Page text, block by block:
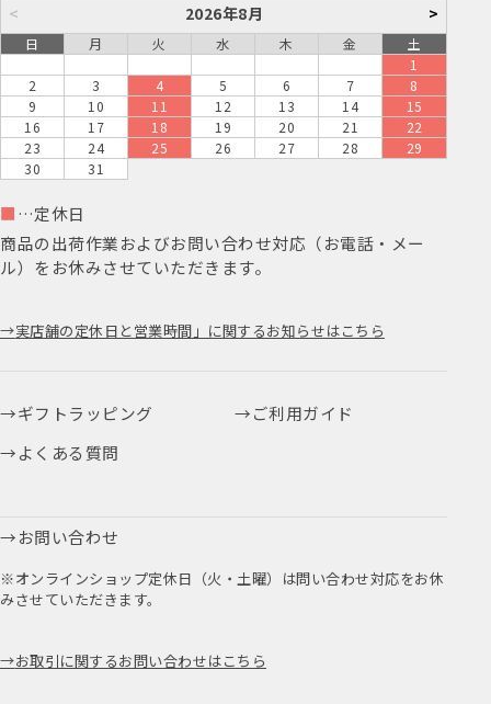
< 2026年8月 >
日 月 火 水 木 金
土
1
2
3 4 5 6 7
8
9
10 11 12 13 14
15
16
17 18 19 20 21
22
23
24 25 26 27 28
29
30
31
■ …定休日
商品の出荷作業およびお問い合わせ対応（お電話・メー
ル）をお休みさせていただきます。
実店舗の定休日と営業時間」に関するお知らせはこちら
ギフトラッピング
ご利用ガイド
よくある質問
お問い合わせ
※オンラインショップ定休日（火・土曜）は問い合わせ対応をお休
みさせていただきます。
お取引に関するお問い合わせはこちら